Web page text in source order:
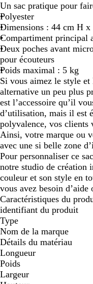
défiler
Un sac pratique pour
Polyester
Dimensions : 44 cm H
Compartiment principal
Deux poches avant
pour écouteurs
Poids maximal : 5 kg
Si vous aimez le style et
alternative un peu plus
est l’accessoire qu’il
d’utilisation, mais il est
polyvalence, vos clients
Ainsi, votre marque ou
avec une si belle zone
Pour personnaliser ce
notre studio de création
couleur et son style en
vous avez besoin
Caractéristiques du
identifiant du produit
Type
Nom de la marque
Détails du matériau
Longueur
Poids
Largeur